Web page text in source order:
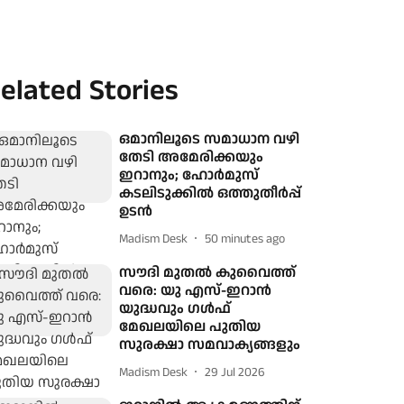
Stories
ഒമാനിലൂടെ സമാധാന വഴി
തേടി അമേരിക്കയും
ഇറാനും; ഹോര്‍മുസ്
കടലിടുക്കില്‍ ഒത്തുതീര്‍പ്പ്
ഉടന്‍
Madism Desk 50 minutes ago
സൗദി മുതല്‍ കുവൈത്ത്
വരെ: യു എസ്-ഇറാന്‍
യുദ്ധവും ഗള്‍ഫ്
മേഖലയിലെ പുതിയ
സുരക്ഷാ സമവാക്യങ്ങളും
Madism Desk 29 Jul 2026